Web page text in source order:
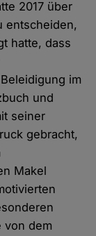
2017 über
entscheiden,
hatte, dass
im
und
seiner
gebracht,
Makel
von dem